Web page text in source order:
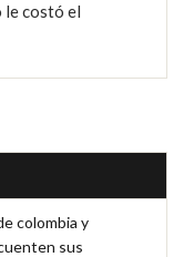
le costó el
colombia y
sus